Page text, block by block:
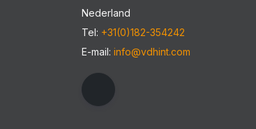
Nederland
Tel: +31(0)182-354242
E-mail: info@vdhint.com